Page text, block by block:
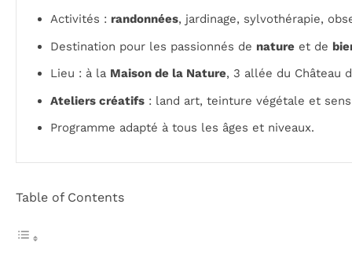
Activités : randonnées, jardinage, sylvothérapie,
Destination pour les passionnés de nature et de
Lieu : à la Maison de la Nature, 3 allée du Château
Ateliers créatifs : land art, teinture végétale et
Programme adapté à tous les âges et niveaux.
Table of Contents